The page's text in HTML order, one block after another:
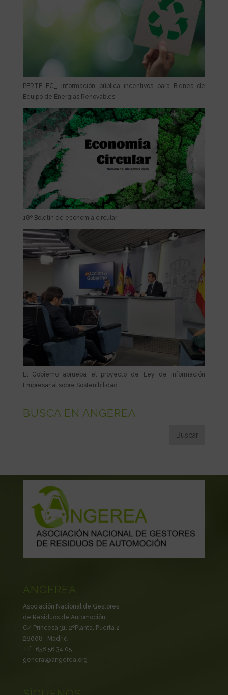
PERTE EC_ Información pública incentivos para Bienes de
Equipo de Energías Renovables
18º Boletín de economía circular
El Gobierno aprueba el proyecto de Ley de Información
Empresarial sobre Sostenibilidad
BUSCA EN ANGEREA
ANGEREA
Asociación Nacional de Gestores
de Residuos de Automoción
C/ Princesa 31, 2ºPlanta, Puerta 2
28008- Madrid
Tlf.: 658 56 34 05
general@angerea.org